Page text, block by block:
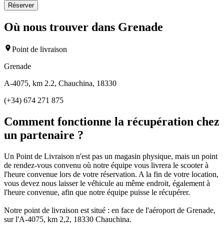
Réserver
Où nous trouver dans Grenade
Point de livraison
Grenade
A-4075, km 2.2, Chauchina, 18330
(+34) 674 271 875
Comment fonctionne la récupération chez
un partenaire ?
Un Point de Livraison n'est pas un magasin physique, mais un point
de rendez-vous convenu où notre équipe vous livrera le scooter à
l'heure convenue lors de votre réservation. A la fin de votre location,
vous devez nous laisser le véhicule au même endroit, également à
l'heure convenue, afin que notre équipe puisse le récupérer.
Notre point de livraison est situé : en face de l'aéroport de Grenade,
sur l'A-4075, km 2,2, 18330 Chauchina.